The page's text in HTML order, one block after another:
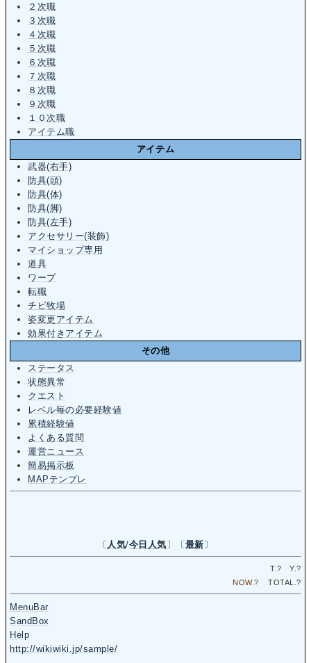
２次職
３次職
４次職
５次職
６次職
７次職
８次職
９次職
１０次職
アイテム職
アイテム
武器(右手)
防具(頭)
防具(体)
防具(脚)
防具(左手)
アクセサリー(装飾)
マイショップ専用
道具
ワープ
転職
チビ牧場
姿変更アイテム
効果付きアイテム
その他
ステータス
状態異常
クエスト
レベル毎の必要経験値
累積経験値
よくある質問
運営ニュース
簡易掲示板
MAPテンプレ
〔 人気/今日人気〕〔最新〕
T.? Y.?
NOW.? TOTAL.?
MenuBar
SandBox
Help
http://wikiwiki.jp/sample/